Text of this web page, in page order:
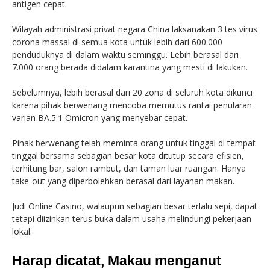
antigen cepat.
Wilayah administrasi privat negara China laksanakan 3 tes virus
corona massal di semua kota untuk lebih dari 600.000
penduduknya di dalam waktu seminggu. Lebih berasal dari
7.000 orang berada didalam karantina yang mesti di lakukan.
Sebelumnya, lebih berasal dari 20 zona di seluruh kota dikunci
karena pihak berwenang mencoba memutus rantai penularan
varian BA.5.1 Omicron yang menyebar cepat.
Pihak berwenang telah meminta orang untuk tinggal di tempat
tinggal bersama sebagian besar kota ditutup secara efisien,
terhitung bar, salon rambut, dan taman luar ruangan. Hanya
take-out yang diperbolehkan berasal dari layanan makan.
Judi Online Casino, walaupun sebagian besar terlalu sepi, dapat
tetapi diizinkan terus buka dalam usaha melindungi pekerjaan
lokal.
Harap dicatat, Makau menganut